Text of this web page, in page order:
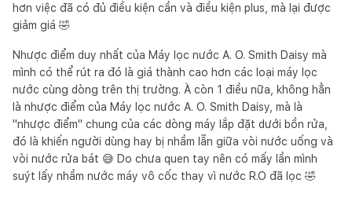
hơn việc đã có đủ điều kiện cần và điều kiện plus, mà lại được
giảm giá 🤣
Nhược điểm duy nhất của Máy lọc nước A. O. Smith Daisy mà
mình có thể rút ra đó là giá thành cao hơn các loại máy lọc
nước cùng dòng trên thị trường. À còn 1 điều nữa, không hẳn
là nhược điểm của Máy lọc nước A. O. Smith Daisy, mà là
"nhược điểm" chung của các dòng máy lắp đặt dưới bồn rửa,
đó là khiến người dùng hay bị nhầm lẫn giữa vòi nước uống và
vòi nước rửa bát 😅 Do chưa quen tay nên có mấy lần mình
suýt lấy nhầm nước máy vô cốc thay vì nước R.O đã lọc 🤣